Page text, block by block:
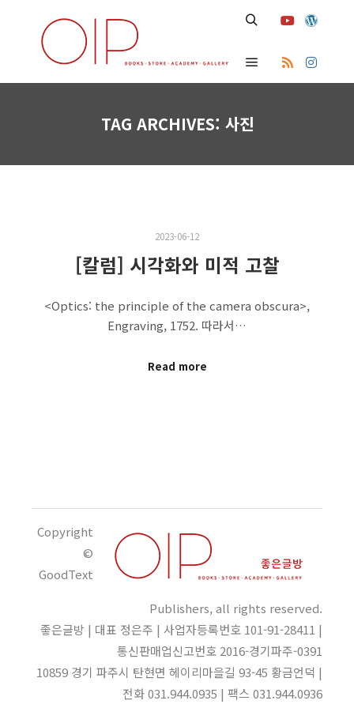
Main menu
TAG ARCHIVES: 사진
2023-06-12
[칼럼] 시각화와 미적 고찰
<Optics: the principle of the camera obscura>,
Engraving, 1752. 따라서…
Read more
Copyright
©
GoodText
Publishers, all rights reserved.
좋은글방 | 대표 정은주 | 사업자등록번호 101-91-28411 |
통신판매업신고번호 2016-경기파주-0391
10859 경기 파주시 탄현면 헤이리마을길 93-45 황금언덕 |
전화 031.944.0935 | 팩스 031.944.0936